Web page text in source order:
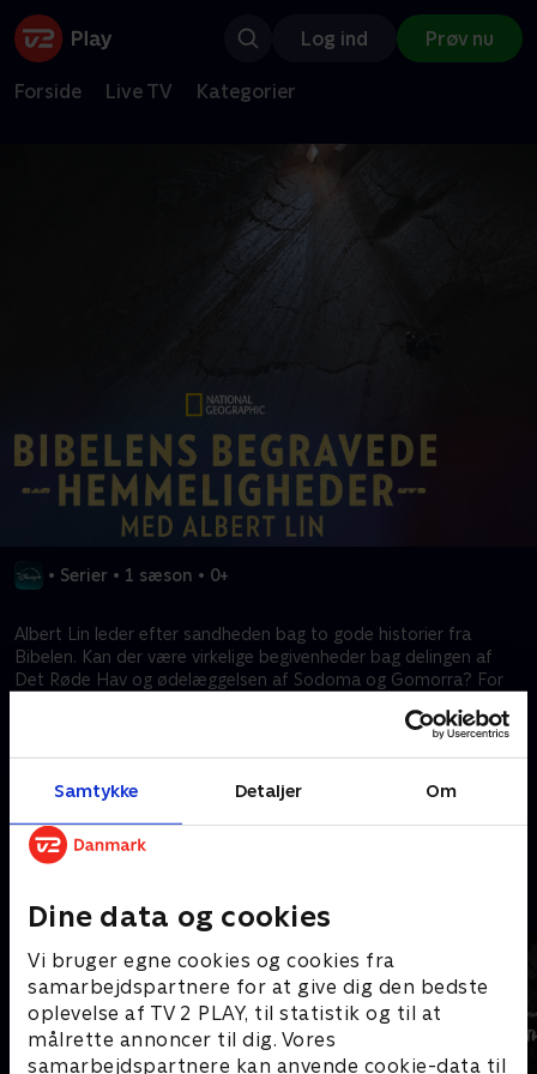
Samtykke Detaljer Om
Dine data og cookies
Vi bruger egne cookies og cookies fra
samarbejdspartnere for at give dig den bedste
oplevelse af TV 2 PLAY, til statistik og til at
målrette annoncer til dig. Vores
samarbejdspartnere kan anvende cookie-data til
Log ind Prøv nu
Forside Live TV Kategorier
• Serier • 1 sæson • 0+
Albert Lin leder efter sandheden bag to gode historier fra
Bibelen. Kan der være virkelige begivenheder bag delingen af
Det Røde Hav og ødelæggelsen af Sodoma og Gomorra? For
rumteknologi til at se under Jordens overflade for at afsløre
Kræver tilkøb
Mere indhold fra Disney+